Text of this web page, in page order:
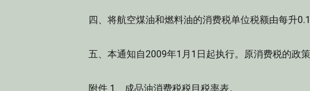
四、将航空煤油和燃料油的消费税单位税额由每升0.1
五、本通知自2009年1月1日起执行。原消费税的政策
附件 1、成品油消费税税目税率表。